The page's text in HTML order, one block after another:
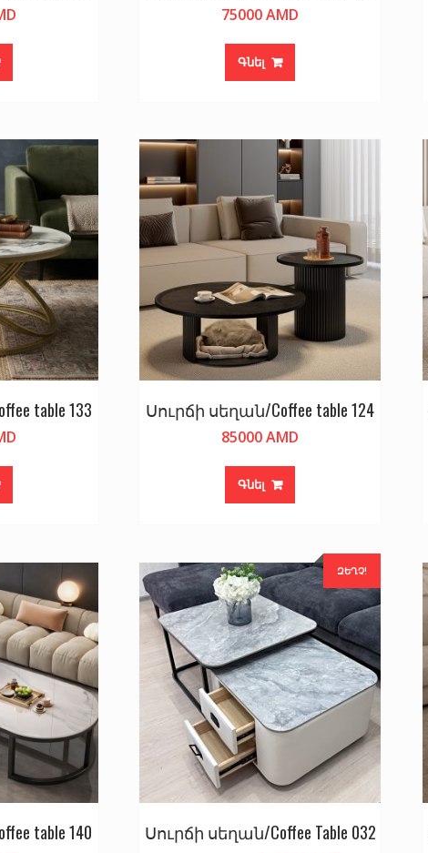
75000AMD
Գնել
table 133 Սուրճի սեղան/Coffee table 124
85000AMD
Գնել
table 140
ԶԵՂՉ!
Սուրճի սեղան/Coffee Table 032